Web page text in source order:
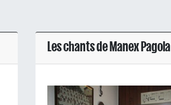
Les chants de Manex Pagola